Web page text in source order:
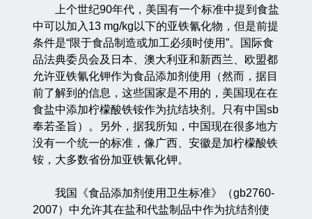
上个世纪90年代，美国有一个标准中提到食盐
中可以加入13 mg/kg以下的亚铁氰化物，但是前提
条件是“限于食品制造或加工必须时使用”。国际食
品法典委员会及日本、澳大利亚和新西兰、欧盟都
允许亚铁氰化钾作为食品添加剂使用（然而，据目
前了解到的信息，这些国家是不用的，美国现在在
食盐中添加柠檬酸铁铵作为抗结块剂。只有中国sb
奉若圣旨）。另外，据我所知，中国现在很多地方
没有一个统一的标准，像广西、安徽是加柠檬酸铁
铵，大多数省份加亚铁氰化钾。
我国《食品添加剂使用卫生标准》（gb2760-
2007）中允许其在盐和代盐制品中作为抗结剂使